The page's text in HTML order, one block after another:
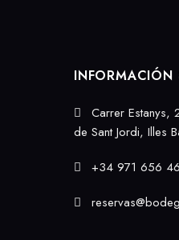
INFORMACIÓN
Carrer Estanys,
de Sant Jordi, Illes
+34 971 656